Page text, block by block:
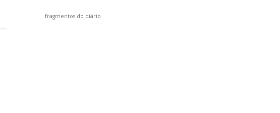
fragmentos do diário